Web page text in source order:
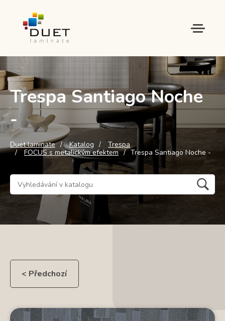
Trespa Santiago Noche
-
Duet laminate Katalog
Trespa
FOCUS s metalickým efektem
Trespa Santiago Noche -
< Předchozí